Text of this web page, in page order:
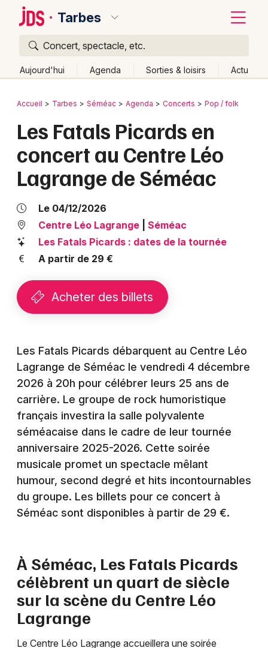
Tarbes
Concert, spectacle, etc.
Aujourd'hui Agenda Sorties & loisirs Actu
Publier un événement
Grands événements
Activité & Expérience
Manifestations
Foires & salons
Spectacles
Sports
Soirées
Sorties famille
Expos
Sorties & loisirs
Pop / folk dans les Hautes-Pyrénées
Newsletter des sorties
Bordeaux
Colmar
Lille
Marseille
Mulhouse
Nantes
Paris
Strasbourg
Toulouse
Toutes les villes
Retour
Accueil Tarbes Séméac Agenda Concerts Pop / folk
Les Fatals Picards en
concert au Centre Léo
Lagrange de Séméac
Le 04/12/2026
Centre Léo Lagrange
Séméac
Les Fatals Picards : dates de la tournée
A partir de 29 €
Acheter des billets
Les Fatals Picards débarquent au Centre Léo
Lagrange de Séméac le vendredi 4 décembre
2026 à 20h pour célébrer leurs 25 ans de
carrière. Le groupe de rock humoristique
français investira la salle polyvalente
séméacaise dans le cadre de leur tournée
anniversaire 2025-2026. Cette soirée
musicale promet un spectacle mêlant
humour, second degré et hits incontournables
du groupe. Les billets pour ce concert à
Séméac sont disponibles à partir de 29 €.
À Séméac, Les Fatals Picards
célèbrent un quart de siècle
sur la scène du Centre Léo
Lagrange
Le Centre Léo Lagrange accueillera une soirée
Quoi ?
Où ?
Midi-Pyrénées
Partout Près de moi Changer de lieu
Quand ?
Effacer les dates
Aujourd'hui
Demain Ce week-end Autre